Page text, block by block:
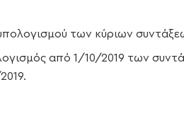
των κύριων
από 1/10/2019 των